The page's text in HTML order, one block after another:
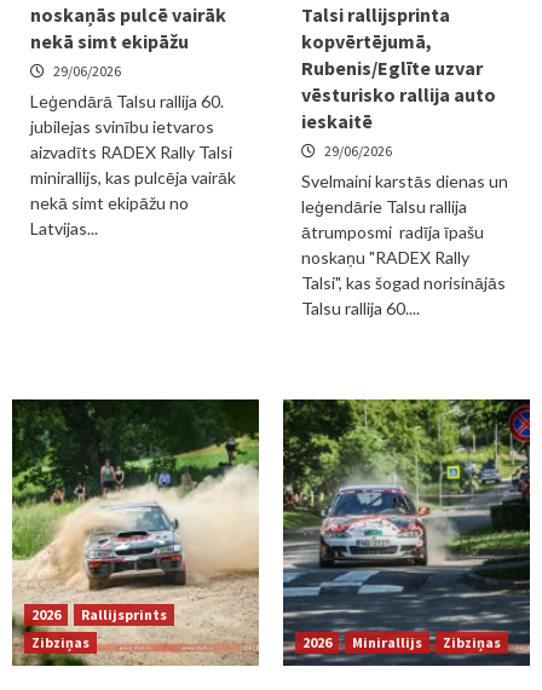
noskaņās pulcē vairāk
nekā simt ekipāžu
29/06/2026
Leģendārā Talsu rallija 60.
jubilejas svinību ietvaros
aizvadīts RADEX Rally Talsi
minirallijs, kas pulcēja vairāk
nekā simt ekipāžu no
Latvijas...
Talsi rallijsprinta
kopvērtējumā,
Rubenis/Eglīte uzvar
vēsturisko rallija auto
ieskaitē
29/06/2026
Svelmaini karstās dienas un
leģendārie Talsu rallija
ātrumposmi radīja īpašu
noskaņu "RADEX Rally
Talsi", kas šogad norisinājās
Talsu rallija 60....
2026
Rallijsprints
Zibziņas
2026 Minirallijs Zibziņas